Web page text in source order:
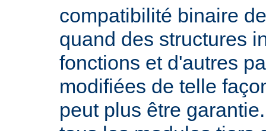
compatibilité binaire
quand des structures
fonctions et d'autres
modifiées de telle
peut plus être